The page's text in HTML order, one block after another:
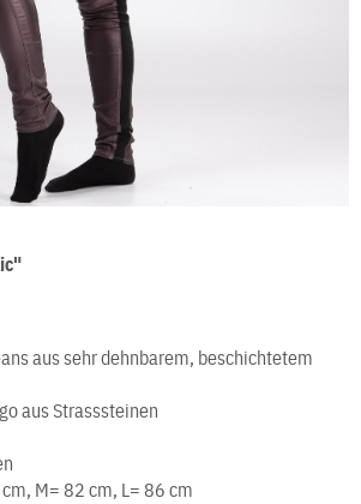
aus sehr dehnbarem, beschichtetem
aus Strasssteinen
M= 82 cm, L= 86 cm